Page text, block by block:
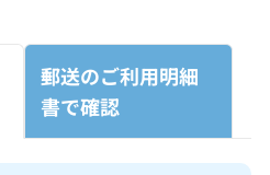
郵送のご利用明細
書で確認